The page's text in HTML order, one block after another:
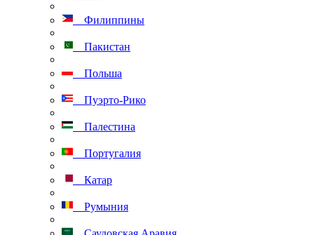
Филиппины
Пакистан
Польша
Пуэрто-Рико
Палестина
Португалия
Катар
Румыния